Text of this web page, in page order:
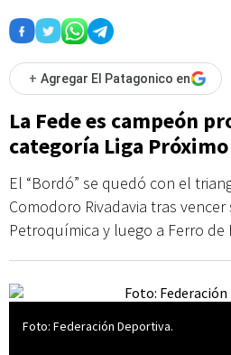
+ Agregar El Patagonico en
La Fede es campeón
categoría Liga
El “Bordó” se quedó con el
Comodoro Rivadavia tras
Petroquímica y luego a Ferro de
Foto: Federación Deportiva.